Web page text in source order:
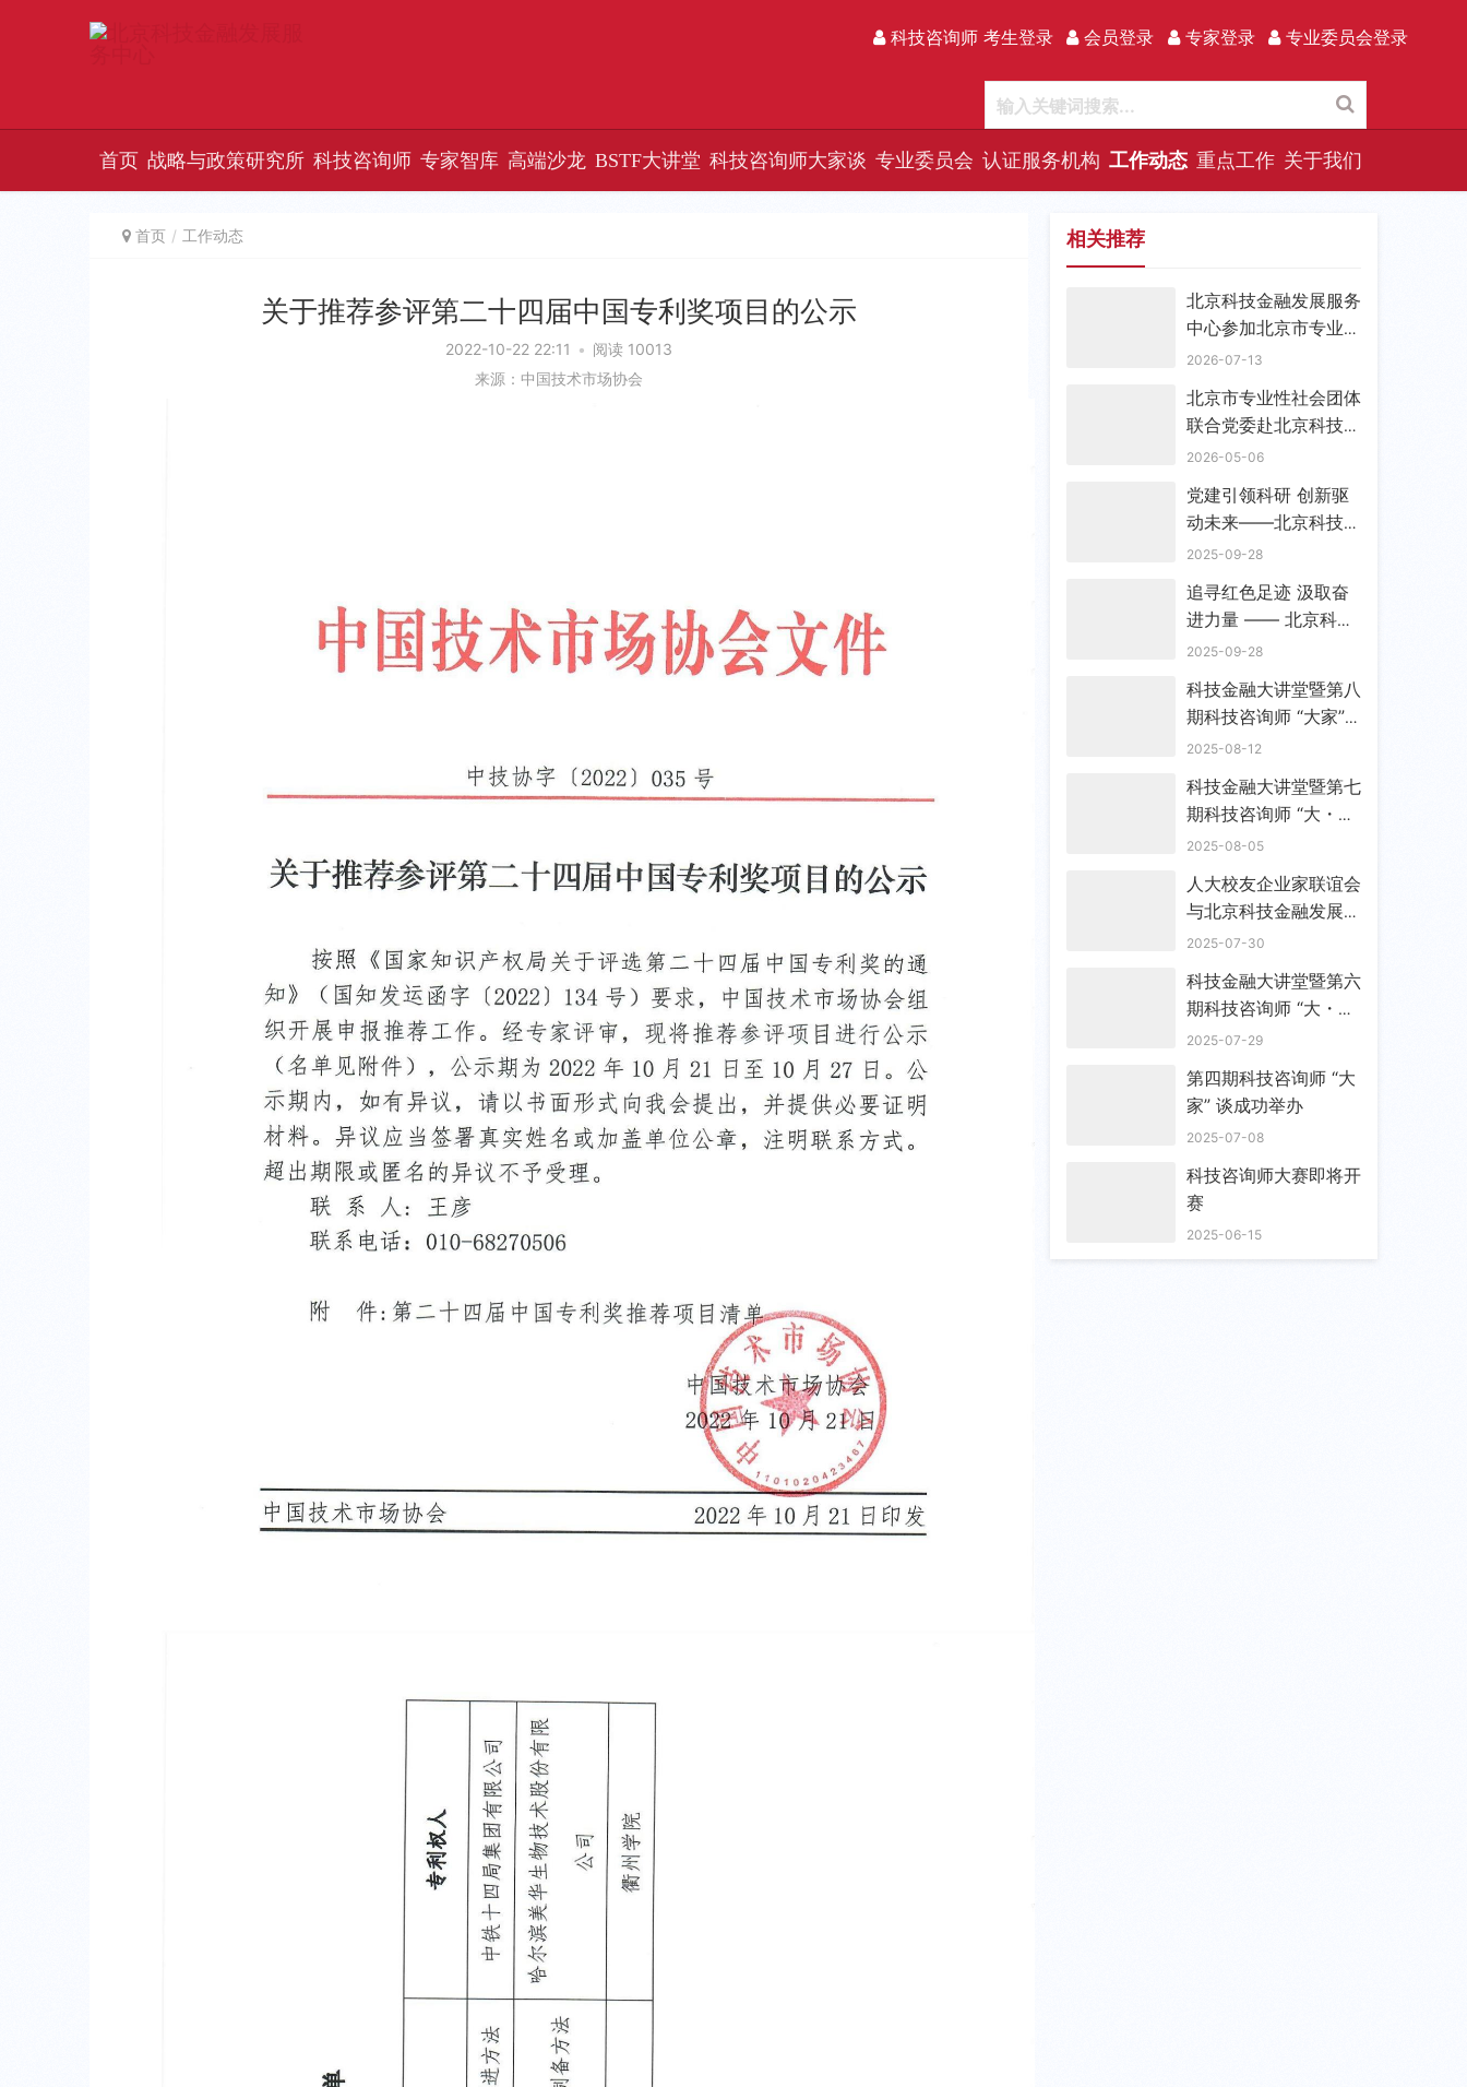
科技咨询师 考生登录 会员登录 专家登录 专业委员会登录
首页 战略与政策研究所 科技咨询师 专家智库 高端沙龙 BSTF大讲堂 科技咨询师大家谈 专业委员会 认证服务机构 工作动态 重点工作 关于我们
首页 工作动态
关于推荐参评第二十四届中国专利奖项目的公示
2022-10-22 22:11 • 阅读 10013
来源：中国技术市场协会
相关推荐
北京科技金融发展服务
中心参加北京市专业性
社团联合党委 支部书
2026-07-13
北京市专业性社会团体
联合党委赴北京科技金
融发展服务中心走访调
部
2026-05-06
党建引领科研 创新驱
动未来——北京科技金
融发展服务中心党支部
2025-09-28
追寻红色足迹 汲取奋
进力量 —— 北京科技
金融发展服务中心筹备
开展主题教育参观学习
活动
2025-09-28
科技金融大讲堂暨第八
期科技咨询师 “大家”
谈成功举办
2025-08-12
科技金融大讲堂暨第七
期科技咨询师 “大・
家” 谈成功举办
2025-08-05
人大校友企业家联谊会
与北京科技金融发展服
务中心战略与政策研究
2025-07-30
科技金融大讲堂暨第六
期科技咨询师 “大・
家” 谈成功举办
2025-07-29
第四期科技咨询师 “大
家” 谈成功举办
2025-07-08
科技咨询师大赛即将开
赛
2025-06-15